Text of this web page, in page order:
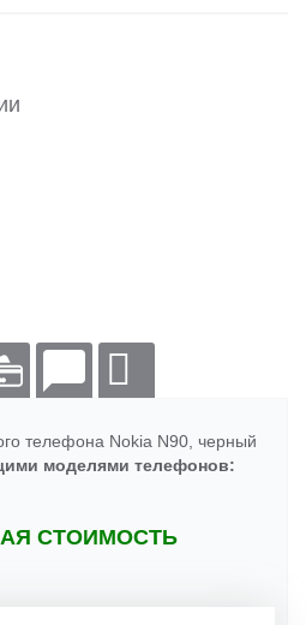
телефона Nokia N90, черный
моделями телефонов:
СТОИМОСТЬ